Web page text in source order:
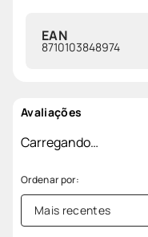
EAN
8710103848974
Avaliações
Carregando…
Mais recentes